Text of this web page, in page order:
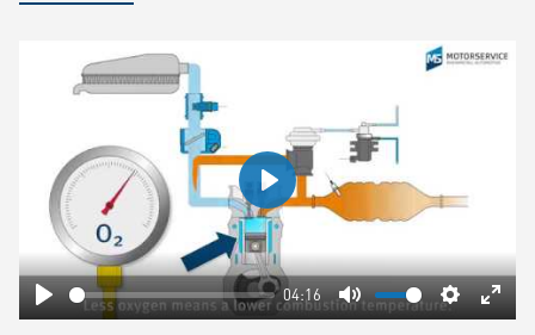
Play
04:16
Mute Settings
Play